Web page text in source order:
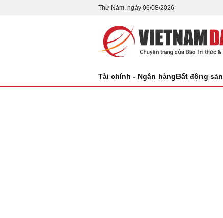
Thứ Năm, ngày 06/08/2026
Tài chính - Ngân hàngBất động sản